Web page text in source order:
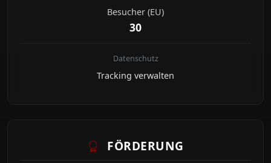
Besucher (EU)
30
Datenschutz
Tracking verwalten
FÖRDERUNG